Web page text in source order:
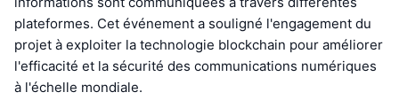
plateformes. Cet événement a souligné l'engagement du
projet à exploiter la technologie blockchain pour améliorer
l'efficacité et la sécurité des communications numériques
à l'échelle mondiale.